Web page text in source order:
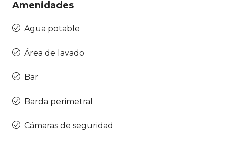
Amenidades
Agua potable
Área de lavado
Bar
Barda perimetral
Cámaras de seguridad